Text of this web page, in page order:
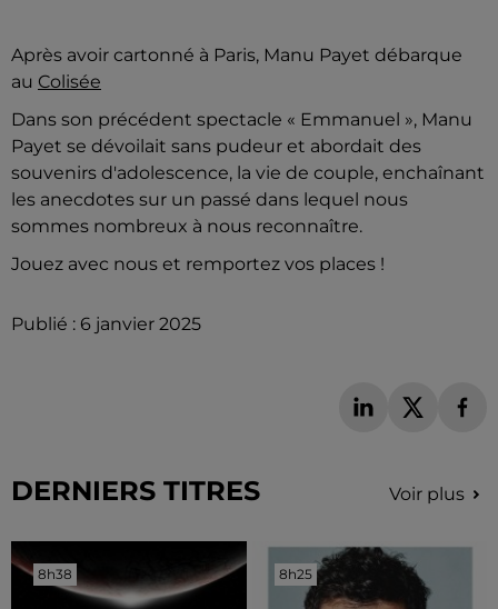
Après avoir cartonné à Paris, Manu Payet débarque
au Colisée
Dans son précédent spectacle « Emmanuel », Manu
Payet se dévoilait sans pudeur et abordait des
souvenirs d'adolescence, la vie de couple, enchaînant
les anecdotes sur un passé dans lequel nous
sommes nombreux à nous reconnaître.
Jouez avec nous et remportez vos places !
Publié : 6 janvier 2025
DERNIERS TITRES Voir plus
8h38
8h38 8h25
8h25